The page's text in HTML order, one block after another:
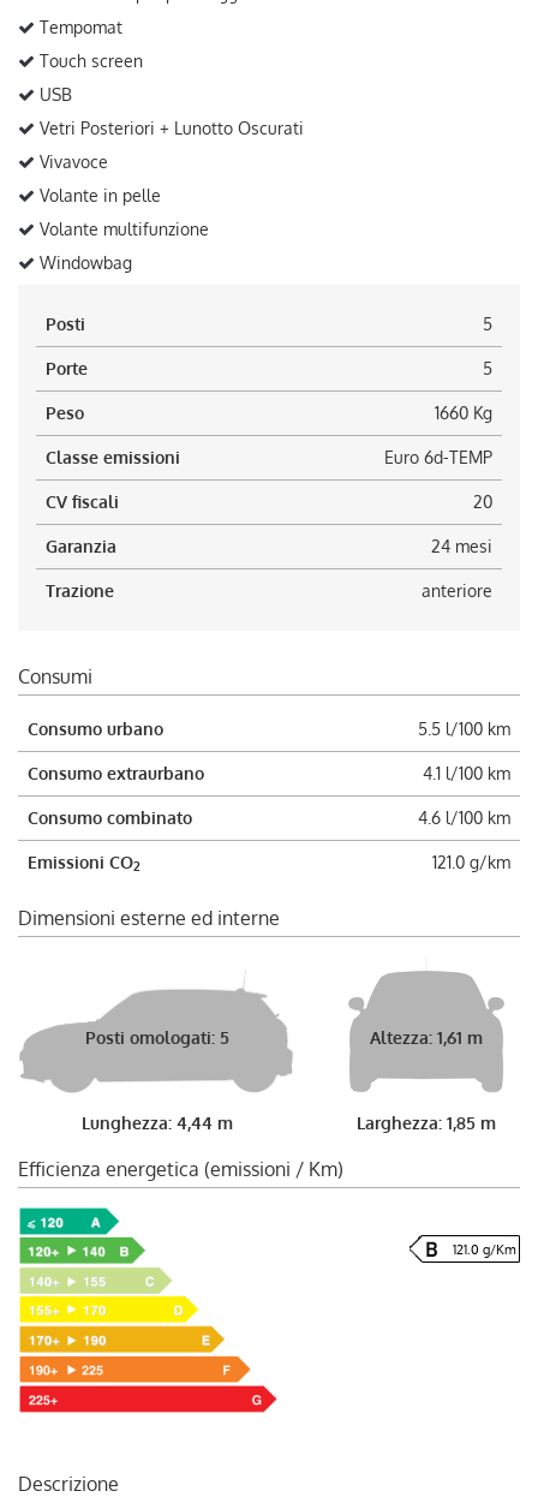
Tempomat
Touch screen
USB
Vetri Posteriori + Lunotto Oscurati
Vivavoce
Volante in pelle
Volante multifunzione
Windowbag
Posti 5
Porte 5
Peso 1660 Kg
Classe emissioni Euro 6d-TEMP
CV fiscali 20
Garanzia 24 mesi
Trazione anteriore
Consumi
Consumo urbano 5.5 l/100 km
Consumo extraurbano 4.1 l/100 km
Consumo combinato 4.6 l/100 km
Emissioni CO2 121.0 g/km
Dimensioni esterne ed interne
Posti omologati: 5
Lunghezza: 4,44 m
Altezza: 1,61 m
Larghezza: 1,85 m
Efficienza energetica (emissioni / Km)
121.0 g/Km
Descrizione